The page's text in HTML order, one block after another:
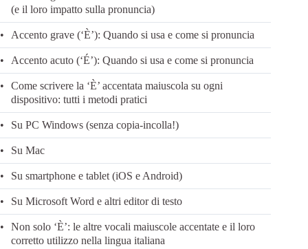
(e il loro impatto sulla pronuncia)
Accento grave (‘È’): Quando si usa e come si pronuncia
Accento acuto (‘É’): Quando si usa e come si pronuncia
Come scrivere la ‘È’ accentata maiuscola su ogni
dispositivo: tutti i metodi pratici
Su PC Windows (senza copia-incolla!)
Su Mac
Su smartphone e tablet (iOS e Android)
Su Microsoft Word e altri editor di testo
Non solo ‘È’: le altre vocali maiuscole accentate e il loro
corretto utilizzo nella lingua italiana